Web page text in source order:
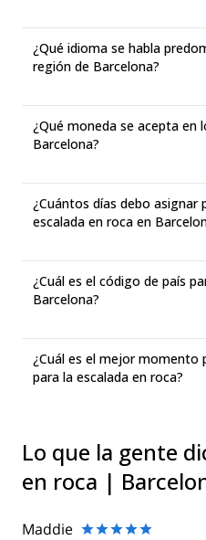
¿Qué idioma se habla
región de Barcelona?
¿Qué moneda se acepta en
Barcelona?
¿Cuántos días debo asignar
escalada en roca en
¿Cuál es el código de país
Barcelona?
¿Cuál es el mejor momento
para la escalada en roca?
Lo que la gente
en roca |
Maddie